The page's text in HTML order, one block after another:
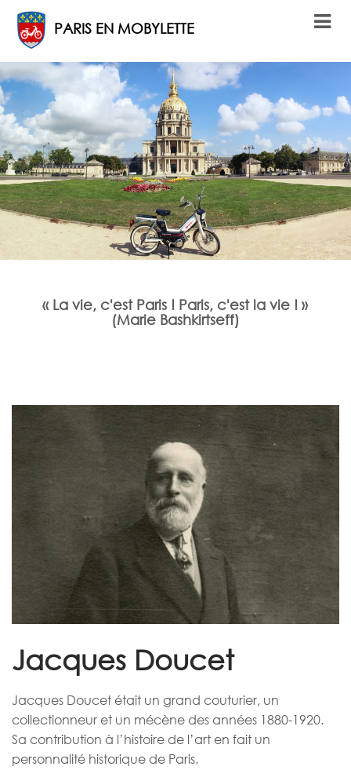
PARIS EN MOBYLETTE
« La vie, c'est Paris ! Paris, c'est la vie ! »
(Marie Bashkirtseff)
Jacques Doucet
Jacques Doucet était un grand couturier, un
collectionneur et un mécène des années 1880-1920.
Sa contribution à l’histoire de l’art en fait un
personnalité historique de Paris.